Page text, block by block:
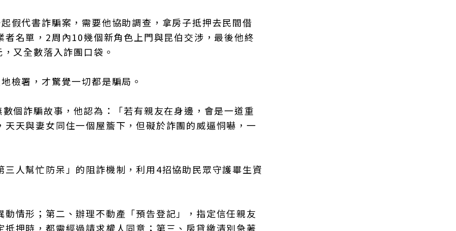
假代書詐騙案，需要他協助調查，拿房子抵押去民間借
名單，2周內10幾個新角色上門與昆伯交涉，最後他終
又全數落入詐團口袋。
檢署，才驚覺一切都是騙局。
個詐騙故事，他認為：「若有親友在身邊，會是一道重
天與妻女同住一個屋簷下，但礙於詐團的威逼恫嚇，一
人幫忙防呆」的阻詐機制，利用4招協助民眾守護畢生資
情形；第二、辦理不動產「預告登記」，指定信任親友
押時，都需經過請求權人同意；第三、房貸繳清別急著